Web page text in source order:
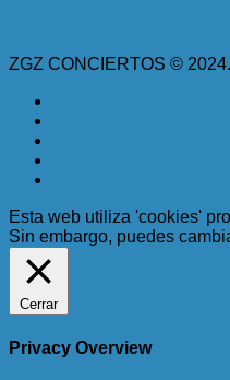
ZGZ CONCIERTOS ©
Esta web utiliza 'cookies'
Sin embargo, puedes
Cerrar
Privacy Overview